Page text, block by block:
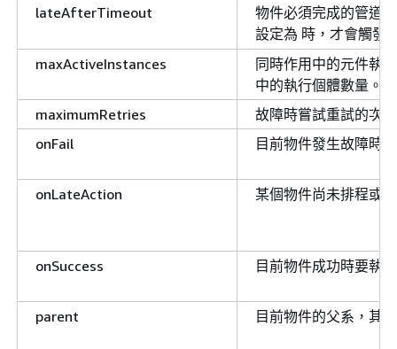
lateAfterTimeout
物件必須完成的管道
設定為 時，才會觸發
maxActiveInstances
同時作用中的元件執
中的執行個體數量。
maximumRetries
故障時嘗試重試的次
onFail
目前物件發生故障時
onLateAction 某個物件尚未排程或
onSuccess 目前物件成功時要執
parent 目前物件的父系，其